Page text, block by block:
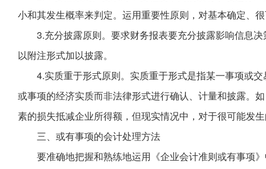
小和其发生概率来判定。运用重要性原则，对基本确定、
3.充分披露原则。要求财务报表要充分披露影响信息
以附注形式加以披露。
4.实质重于形式原则。实质重于形式是指某一事项或
或事项的经济实质而非法律形式进行确认、计量和披露。
素的损失抵减企业所得额，但现实情况中，对于很可能发
三、或有事项的会计处理方法
要准确地把握和熟练地运用《企业会计准则或有事项